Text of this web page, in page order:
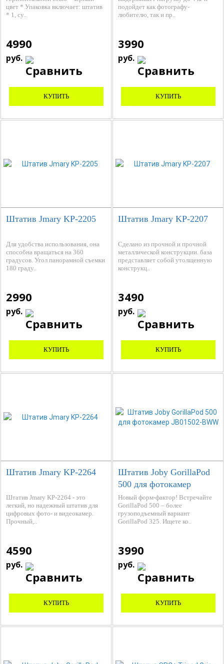
цвет * Упаковка включает: штатив
* 1, су..
4990
руб.
КУПИТЬ
подойдет как фотографу-
любителю, так и пр..
3990
руб.
КУПИТЬ
Штатив Jmary KP-2205
Для удобства использования, она
способна вращаться на 360
градусов. Угол панорамной съемки
180 граду..
2990
руб.
КУПИТЬ
Штатив Jmary KP-2207
Cделано из прочной и прочной
металлической конструкции. база
представляет собой утолщенную
конструкц..
3490
руб.
КУПИТЬ
Штатив Jmary KP-2264
Штатив Jmary KP-2264 - это
легкий, но надежный штатив для
цифровых фото- и видеокамер.
Прочный,..
4590
руб.
КУПИТЬ
Штатив Joby GorillaPod
500 для фотокамер
JB01502-BWW
Новый форм-фактор! Встречайте
GorillaPod 500 – более
грузоподъемный вариант
GorillaPod 325. Ищете ко..
3990
руб.
КУПИТЬ